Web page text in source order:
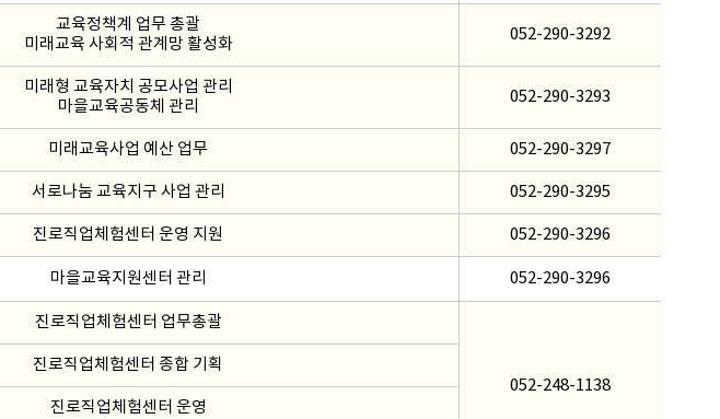
교육정책계 업무 총괄
미래교육 사회적 관계망 활성화
052-290-3292
미래형 교육자치 공모사업 관리
마을교육공동체 관리
052-290-3293
미래교육사업 예산 업무 052-290-3297
서로나눔 교육지구 사업 관리 052-290-3295
진로직업체험센터 운영 지원 052-290-3296
마을교육지원센터 관리 052-290-3296
진로직업체험센터 업무총괄
052-248-1138
진로직업체험센터 종합 기획
진로직업체험센터 운영